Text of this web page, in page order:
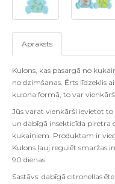
Apraksts
Kulons, kas pasargā no
no dzimšanas. Ērts līdzeklis
kulona formā, to var
Jūs varat vienkārši ievietot to
un dabīgā insekticīda piretra
kukaiņiem. Produktam ir
Kulons ļauj regulēt smaržas
90 dienas.
Sastāvs: dabīgā citronellas